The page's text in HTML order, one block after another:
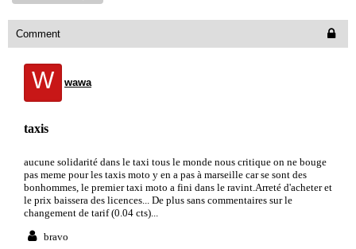
Comment
W wawa
taxis
aucune solidarité dans le taxi tous le monde nous critique on ne bouge
pas meme pour les taxis moto y en a pas à marseille car se sont des
bonhommes, le premier taxi moto a fini dans le ravint.Arreté d'acheter et
le prix baissera des licences... De plus sans commentaires sur le
changement de tarif (0.04 cts)...
bravo